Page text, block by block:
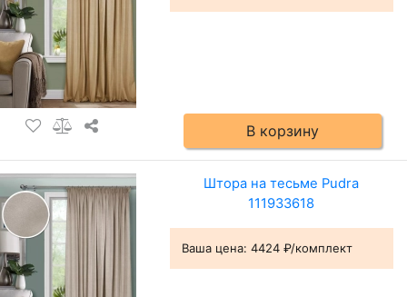
В корзину
Штора на тесьме Pudra
111933618
Ваша цена: 4424 ₽/комплект